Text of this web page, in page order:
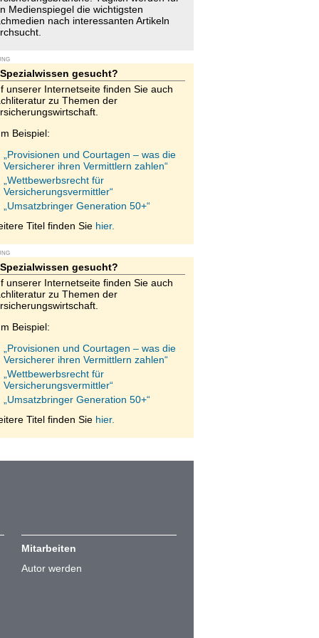
Medienspiegel die wichtigsten
nach interessanten Artikeln
Spezialwissen gesucht?
unserer Internetseite finden Sie auch
zu Themen der
Beispiel:
„Provisionen und Courtagen – was die
Versicherer ihren Vermittlern zahlen“
„Wettbewerbsrecht für
Versicherungsvermittler“
„Umsatzbringer Generation 50+“
Titel finden Sie hier.
Spezialwissen gesucht?
unserer Internetseite finden Sie auch
zu Themen der
Beispiel:
„Provisionen und Courtagen – was die
Versicherer ihren Vermittlern zahlen“
„Wettbewerbsrecht für
Versicherungsvermittler“
„Umsatzbringer Generation 50+“
Titel finden Sie hier.
Mitarbeiten
Autor werden